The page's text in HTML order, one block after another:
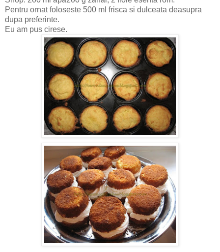
Pentru ornat foloseste 500 ml frisca si dulceata deasupra
dupa preferinte.
Eu am pus cirese.